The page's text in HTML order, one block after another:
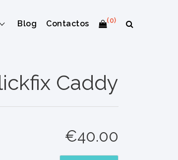
Blog Contactos (0)
Caddy
€40.00